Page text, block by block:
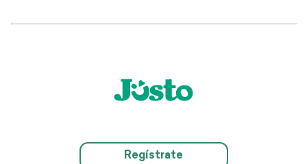
Regístrate